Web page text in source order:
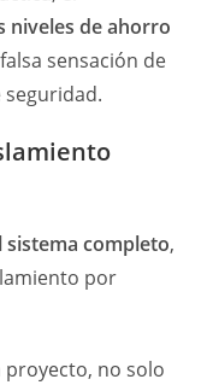
niveles de ahorro
sensación de
sistema completo,
por
proyecto, no solo